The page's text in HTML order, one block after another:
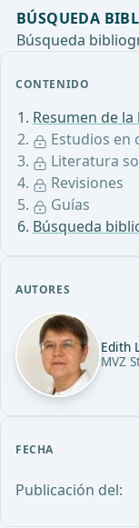
CONTENIDO
Resumen de
Estudios en
Literatura
Revisiones
Guías
Búsqueda
AUTORES
Edith
MVZ
FECHA
Publicación del:
BÚSQUEDA
Búsqueda